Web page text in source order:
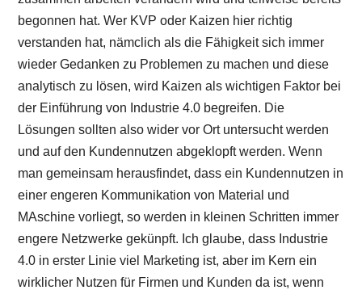
begonnen hat. Wer KVP oder Kaizen hier richtig
verstanden hat, nämclich als die Fähigkeit sich immer
wieder Gedanken zu Problemen zu machen und diese
analytisch zu lösen, wird Kaizen als wichtigen Faktor bei
der Einführung von Industrie 4.0 begreifen. Die
Lösungen sollten also wider vor Ort untersucht werden
und auf den Kundennutzen abgeklopft werden. Wenn
man gemeinsam herausfindet, dass ein Kundennutzen in
einer engeren Kommunikation von Material und
MAschine vorliegt, so werden in kleinen Schritten immer
engere Netzwerke gekünpft. Ich glaube, dass Industrie
4.0 in erster Linie viel Marketing ist, aber im Kern ein
wirklicher Nutzen für Firmen und Kunden da ist, wenn